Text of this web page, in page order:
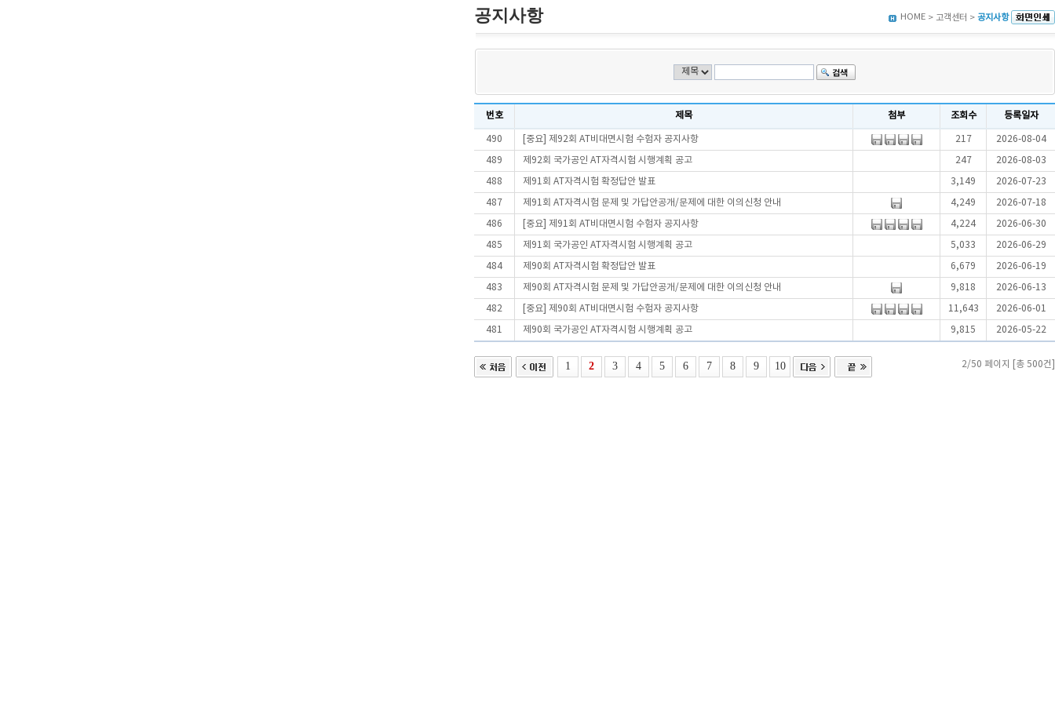
공지사항 HOME > 고객센터 > 공지사항
번호 제목 첨부 조회수 등록일자
490 [중요] 제92회 AT비대면시험 수험자 공지사항 217 2026-08-04
489 제92회 국가공인 AT자격시험 시행계획 공고 247 2026-08-03
488 제91회 AT자격시험 확정답안 발표 3,149 2026-07-23
487 제91회 AT자격시험 문제 및 가답안공개/문제에 대한 이의신청 안내 4,249 2026-07-18
486 [중요] 제91회 AT비대면시험 수험자 공지사항 4,224 2026-06-30
485 제91회 국가공인 AT자격시험 시행계획 공고 5,033 2026-06-29
484 제90회 AT자격시험 확정답안 발표 6,679 2026-06-19
483 제90회 AT자격시험 문제 및 가답안공개/문제에 대한 이의신청 안내 9,818 2026-06-13
482 [중요] 제90회 AT비대면시험 수험자 공지사항 11,643 2026-06-01
481 제90회 국가공인 AT자격시험 시행계획 공고 9,815 2026-05-22
1 2 3 4 5 6 7 8 9 10 2/50 페이지 [총 500건]